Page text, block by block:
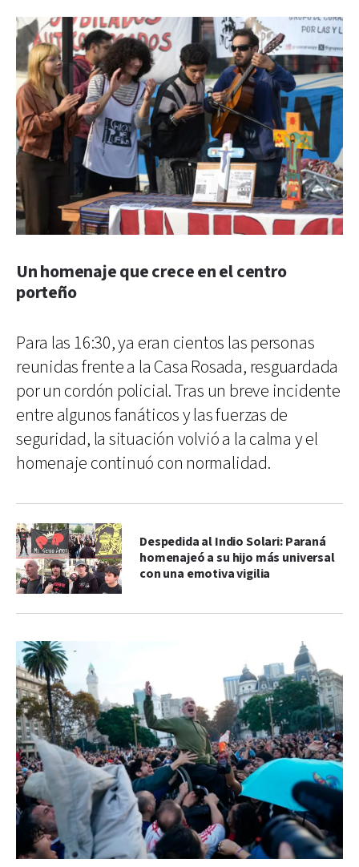
Un homenaje que crece en el centro
porteño
Para las 16:30, ya eran cientos las personas
reunidas frente a la Casa Rosada, resguardada
por un cordón policial. Tras un breve incidente
entre algunos fanáticos y las fuerzas de
seguridad, la situación volvió a la calma y el
homenaje continuó con normalidad.
Despedida al Indio Solari: Paraná
homenajeó a su hijo más universal
con una emotiva vigilia